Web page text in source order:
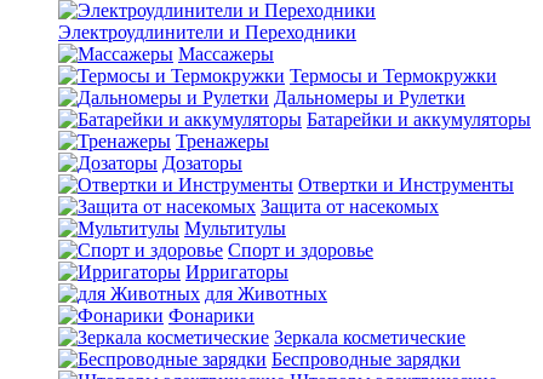
Электроудлинители и Переходники
Массажеры
Термосы и Термокружки
Дальномеры и Рулетки
Батарейки и аккумуляторы
Тренажеры
Дозаторы
Отвертки и Инструменты
Защита от насекомых
Мультитулы
Спорт и здоровье
Ирригаторы
для Животных
Фонарики
Зеркала косметические
Беспроводные зарядки